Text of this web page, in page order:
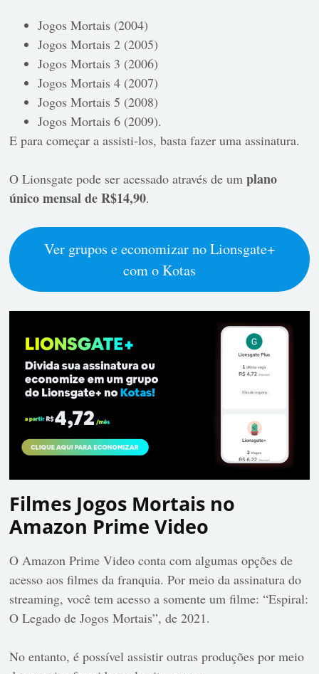
Jogos Mortais (2004)
Jogos Mortais 2 (2005)
Jogos Mortais 3 (2006)
Jogos Mortais 4 (2007)
Jogos Mortais 5 (2008)
Jogos Mortais 6 (2009).
E para começar a assisti-los, basta fazer uma assinatura.
O Lionsgate pode ser acessado através de umplano
único mensal de R$14,90.
Ver grupos e economizar no Lionsgate+
com o Kotas
Filmes Jogos Mortais no
Amazon Prime Video
O Amazon Prime Video conta com algumas opções de
acesso aos filmes da franquia. Por meio da assinatura do
streaming, você tem acesso a somente um filme: “Espiral:
O Legado de Jogos Mortais”, de 2021.
No entanto, é possível assistir outras produções por meio